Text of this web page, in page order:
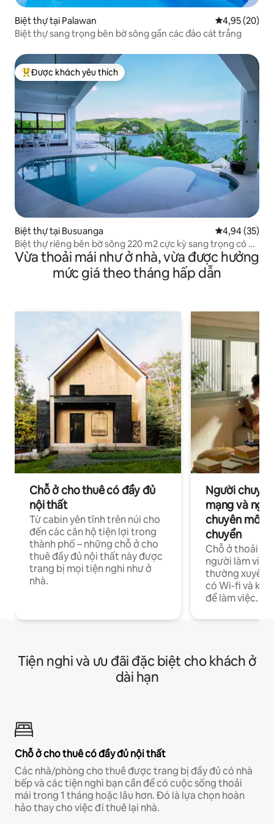
Biệt thự tại Palawan Xếp hạng
4,95 (20)
Biệt thự sang trọng bên bờ sông gần các đảo cát trắng
Được khách yêu thích nhất
Được khách yêu thích
Biệt thự tại Busuanga Xếp hạng
4,94 (35)
Biệt thự riêng bên bờ sông 220 m2 cực kỳ sang trọng có hồ
bơi
Vừa thoải mái như ở nhà, vừa được hưởng
mức giá theo tháng hấp dẫn
Chỗ ở cho thuê có đầy đủ
nội thất
Từ cabin yên tĩnh trên núi cho
đến các căn hộ tiện lợi trong
thành phố – những chỗ ở cho
thuê đầy đủ nội thất này được
trang bị mọi tiện nghi như ở
nhà.
Người
mạng và
chuyên môn
chuyển
Chỗ ở thoải
người làm việc
thường xuyên
có Wi-fi và
để làm việc.
Tiện nghi và ưu đãi đặc biệt cho khách ở
dài hạn
Chỗ ở cho thuê có đầy đủ nội thất
Các nhà/phòng cho thuê được trang bị đầy đủ có nhà
bếp và các tiện nghi bạn cần để có cuộc sống thoải
mái trong 1 tháng hoặc lâu hơn. Đó là lựa chọn hoàn
hảo thay cho việc đi thuê lại nhà.